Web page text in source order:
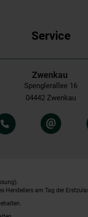
Service
Zwenkau
Spenglerallee 16
04442 Zwenkau
Herstellers am Tag der